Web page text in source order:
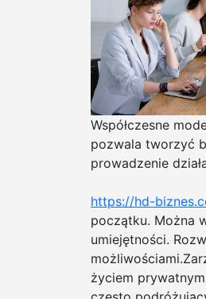
Współczesne
pozwala tworzyć
prowadzenie
https://hd-
początku. Można
umiejętności.
życiem